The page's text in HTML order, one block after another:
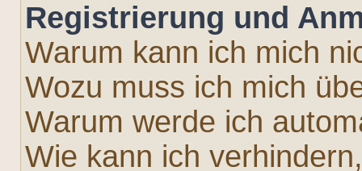
Registrierung und
Warum kann ich mich
Wozu muss ich mich
Warum werde ich
Wie kann ich